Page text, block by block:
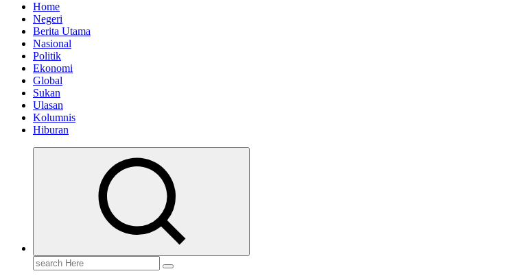
Home
Negeri
Berita Utama
Nasional
Politik
Ekonomi
Global
Sukan
Ulasan
Kolumnis
Hiburan
Search
for: